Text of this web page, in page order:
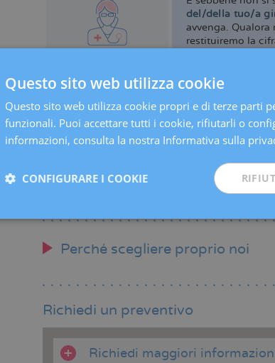
del/della tuo/a
avvenga.
restituiremo la
Consulta i medici che si occupano di questo
Sessioni di drenaggio linfatico
Conservazione del sangue del cordone
Riabilitazione del pavimento pelvico
Perché scegliere proprio noi
Richiedi un preventivo
Richiedi maggiori
Questo sito web utilizza cookie
Questo sito web utilizza cookie propri e di terze parti
funzionali. Puoi accettare tutti i cookie, rifiutarli o
informazioni, consulta la nostra Informativa sulla
CONFIGURARE I COOKIE